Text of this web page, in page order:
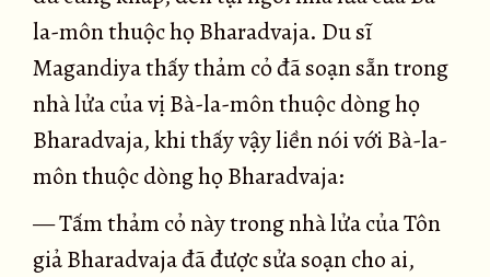
la-môn thuộc họ Bharadvaja. Du sĩ
Magandiya thấy thảm cỏ đã soạn sẵn trong
nhà lửa của vị Bà-la-môn thuộc dòng họ
Bharadvaja, khi thấy vậy liền nói với Bà-la-
môn thuộc dòng họ Bharadvaja:
— Tấm thảm cỏ này trong nhà lửa của Tôn
giả Bharadvaja đã được sửa soạn cho ai,